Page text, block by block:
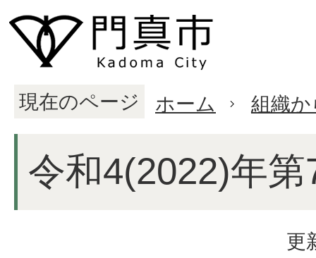
現在のページ ホーム 組織
令和4(2022)年
更